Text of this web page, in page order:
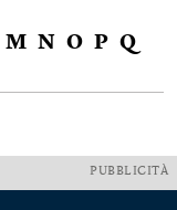
M N O P Q
PUBBLICITÀ